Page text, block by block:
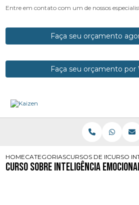
Entre em contato com um de nossos
Faça seu orçamento
Faça seu orçamento por
HOMECATEGORIASCURSOS DE CURSO
Curso sobre Inteligência